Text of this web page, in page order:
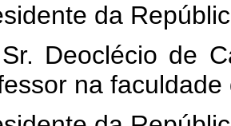
da
de
na